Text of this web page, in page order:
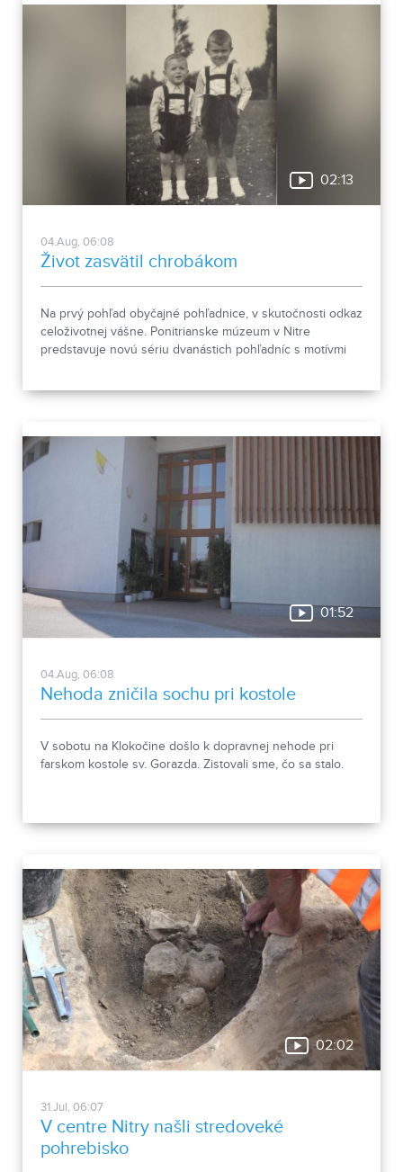
02:13
04.Aug, 06:08
Život zasvätil chrobákom
Na prvý pohľad obyčajné pohľadnice, v skutočnosti odkaz
celoživotnej vášne. Ponitrianske múzeum v Nitre
predstavuje novú sériu dvanástich pohľadníc s motívmi
odchode.
01:52
04.Aug, 06:08
Nehoda zničila sochu pri kostole
V sobotu na Klokočine došlo k dopravnej nehode pri
farskom kostole sv. Gorazda. Zistovali sme, čo sa stalo.
02:02
31.Jul, 06:07
V centre Nitry našli stredoveké
pohrebisko